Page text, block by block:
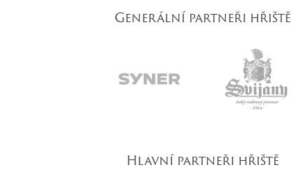
Generální partneři hřiště
Hlavní partneři hřiště